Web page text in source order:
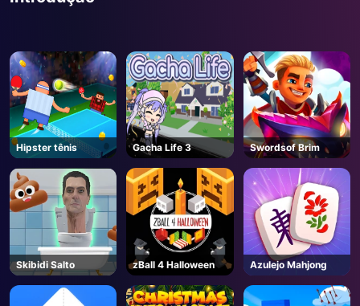
Hipster tênis Gacha Life 3 Swordsof Brim
Skibidi Salto zBall 4 Halloween Azulejo Mahjong